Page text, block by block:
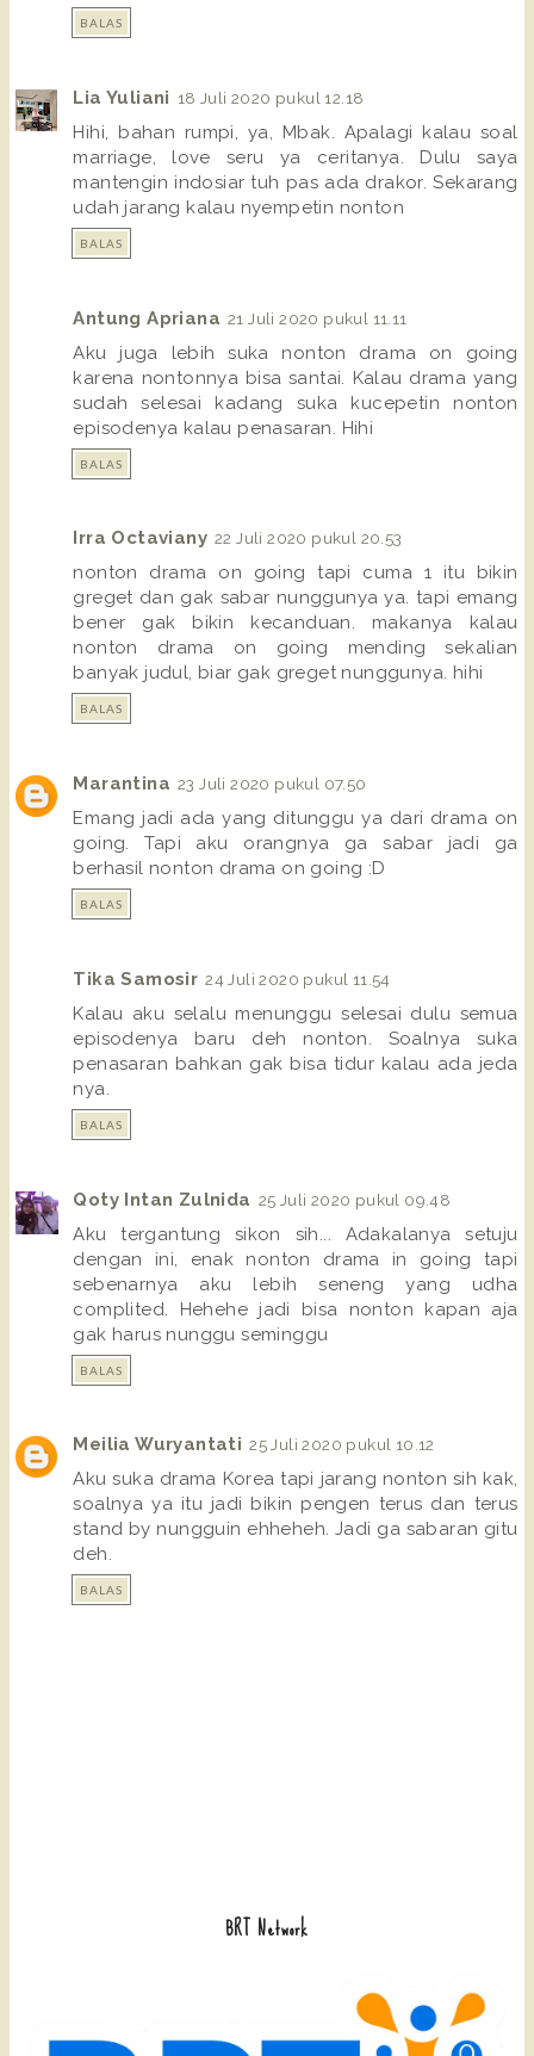
BALAS
Lia Yuliani 18 Juli 2020 pukul 12.18
Hihi, bahan rumpi, ya, Mbak. Apalagi kalau soal
marriage, love seru ya ceritanya. Dulu saya
mantengin indosiar tuh pas ada drakor. Sekarang
udah jarang kalau nyempetin nonton
BALAS
Antung Apriana 21 Juli 2020 pukul 11.11
Aku juga lebih suka nonton drama on going
karena nontonnya bisa santai. Kalau drama yang
sudah selesai kadang suka kucepetin nonton
episodenya kalau penasaran. Hihi
BALAS
Irra Octaviany 22 Juli 2020 pukul 20.53
nonton drama on going tapi cuma 1 itu bikin
greget dan gak sabar nunggunya ya. tapi emang
bener gak bikin kecanduan. makanya kalau
nonton drama on going mending sekalian
banyak judul, biar gak greget nunggunya. hihi
BALAS
Marantina 23 Juli 2020 pukul 07.50
Emang jadi ada yang ditunggu ya dari drama on
going. Tapi aku orangnya ga sabar jadi ga
berhasil nonton drama on going :D
BALAS
Tika Samosir 24 Juli 2020 pukul 11.54
Kalau aku selalu menunggu selesai dulu semua
episodenya baru deh nonton. Soalnya suka
penasaran bahkan gak bisa tidur kalau ada jeda
nya.
BALAS
Qoty Intan Zulnida 25 Juli 2020 pukul 09.48
Aku tergantung sikon sih... Adakalanya setuju
dengan ini, enak nonton drama in going tapi
sebenarnya aku lebih seneng yang udha
complited. Hehehe jadi bisa nonton kapan aja
gak harus nunggu seminggu
BALAS
Meilia Wuryantati 25 Juli 2020 pukul 10.12
Aku suka drama Korea tapi jarang nonton sih kak,
soalnya ya itu jadi bikin pengen terus dan terus
stand by nungguin ehheheh. Jadi ga sabaran gitu
deh.
BALAS
BRT Network